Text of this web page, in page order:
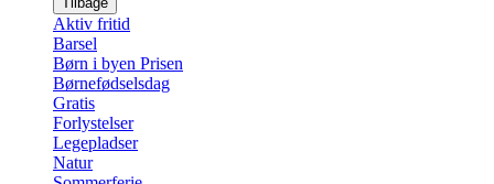
Aktiv fritid
Barsel
Børn i byen Prisen
Børnefødselsdag
Gratis
Forlystelser
Legepladser
Natur